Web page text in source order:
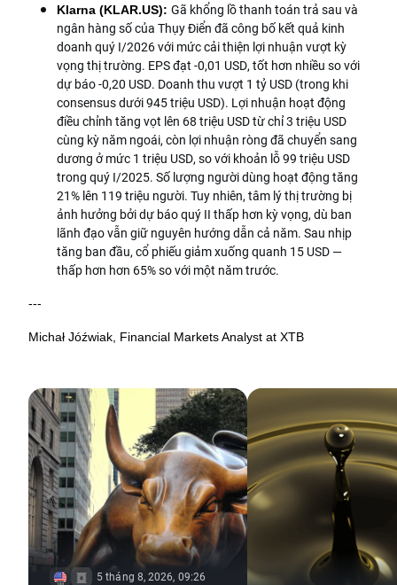
Klarna (KLAR.US): Gã khổng lồ thanh toán trả sau và
ngân hàng số của Thụy Điển đã công bố kết quả kinh
doanh quý I/2026 với mức cải thiện lợi nhuận vượt kỳ
vọng thị trường. EPS đạt -0,01 USD, tốt hơn nhiều so với
dự báo -0,20 USD. Doanh thu vượt 1 tỷ USD (trong khi
consensus dưới 945 triệu USD). Lợi nhuận hoạt động
điều chỉnh tăng vọt lên 68 triệu USD từ chỉ 3 triệu USD
cùng kỳ năm ngoái, còn lợi nhuận ròng đã chuyển sang
dương ở mức 1 triệu USD, so với khoản lỗ 99 triệu USD
trong quý I/2025. Số lượng người dùng hoạt động tăng
21% lên 119 triệu người. Tuy nhiên, tâm lý thị trường bị
ảnh hưởng bởi dự báo quý II thấp hơn kỳ vọng, dù ban
lãnh đạo vẫn giữ nguyên hướng dẫn cả năm. Sau nhịp
tăng ban đầu, cổ phiếu giảm xuống quanh 15 USD —
thấp hơn hơn 65% so với một năm trước.
---
Michał Jóźwiak, Financial Markets Analyst at XTB
5 tháng 8, 2026, 09:26